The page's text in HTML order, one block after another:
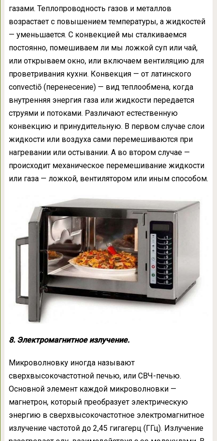
газами. Теплопроводность газов и металлов
возрастает с повышением температуры, а жидкостей
— уменьшается. С конвекцией мы сталкиваемся
постоянно, помешиваем ли мы ложкой суп или чай,
или открываем окно, или включаем вентиляцию для
проветривания кухни. Конвекция — от латинского
convectiō (перенесение) — вид теплообмена, когда
внутренняя энергия газа или жидкости передается
струями и потоками. Различают естественную
конвекцию и принудительную. В первом случае слои
жидкости или воздуха сами перемешиваются при
нагревании или остывании. А во втором случае —
происходит механическое перемешивание жидкости
или газа — ложкой, вентилятором или иным способом.
8. Электромагнитное излучение.
Микроволновку иногда называют
сверхвысокочастотной печью, или СВЧ-печью.
Основной элемент каждой микроволновки —
магнетрон, который преобразует электрическую
энергию в сверхвысокочастотное электромагнитное
излучение частотой до 2,45 гигагерц (ГГц). Излучение